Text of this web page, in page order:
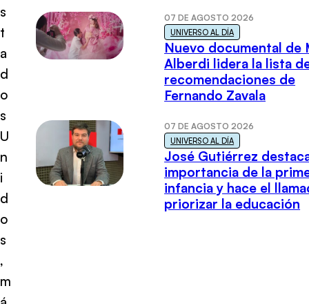
s
t
a
d
o
s
U
n
i
d
o
s
,
m
07 DE AGOSTO 2026
UNIVERSO AL DÍA
Nuevo documental de
Alberdi lidera la lista
recomendaciones de
Fernando Zavala
07 DE AGOSTO 2026
UNIVERSO AL DÍA
José Gutiérrez
importancia de la
infancia y hace el
priorizar la educación